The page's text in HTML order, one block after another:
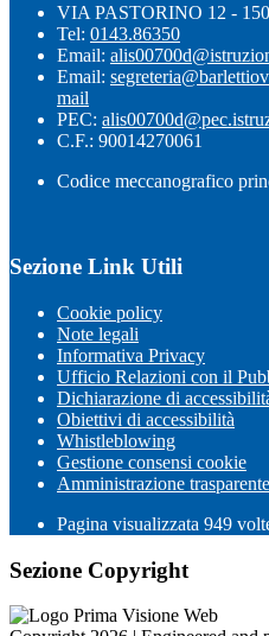
VIA PASTORINO 12 -
Tel: 0143.86350
Email:
Email:
mail
PEC:
C.F.: 90014270061
Codice meccanografico
Sezione Link Utili
Cookie policy
Note legali
Informativa Privacy
Ufficio Relazioni con il
Dichiarazione di
Obiettivi di accessibilità
Whistleblowing
Gestione consensi cookie
Amministrazione trasparente
Pagina visualizzata 949
Sezione Copyright